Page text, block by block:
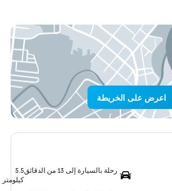
اعرض على الخريطة
رحلة بالسيارة إلى 13 من الدقائق
5.5
كيلومتر